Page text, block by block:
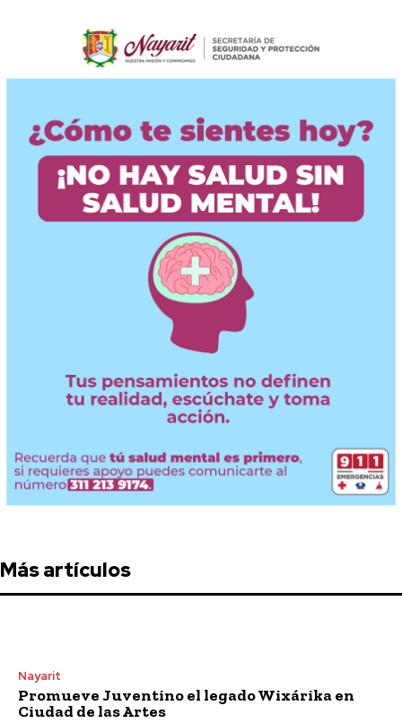
Más artículos
Nayarit
Promueve Juventino el legado Wixárika en
Ciudad de las Artes